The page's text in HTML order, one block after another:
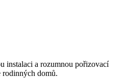
instalaci a rozumnou pořizovací
rodinných domů.